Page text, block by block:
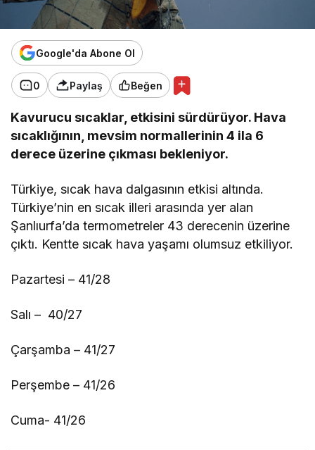
Google'da Abone Ol
0 Paylaş Beğen
Kavurucu sıcaklar, etkisini sürdürüyor. Hava
sıcaklığının, mevsim normallerinin 4 ila 6
derece üzerine çıkması bekleniyor.
Türkiye, sıcak hava dalgasının etkisi altında.
Türkiye’nin en sıcak illeri arasında yer alan
Şanlıurfa’da termometreler 43 derecenin üzerine
çıktı. Kentte sıcak hava yaşamı olumsuz etkiliyor.
Pazartesi – 41/28
Salı – 40/27
Çarşamba – 41/27
Perşembe – 41/26
Cuma- 41/26